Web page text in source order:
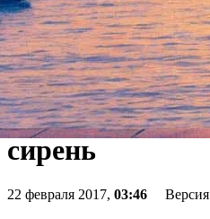
Куда пойти 22-
Масленица,
«Стереолето»,
новом
сирень
22 февраля 2017, 03:46